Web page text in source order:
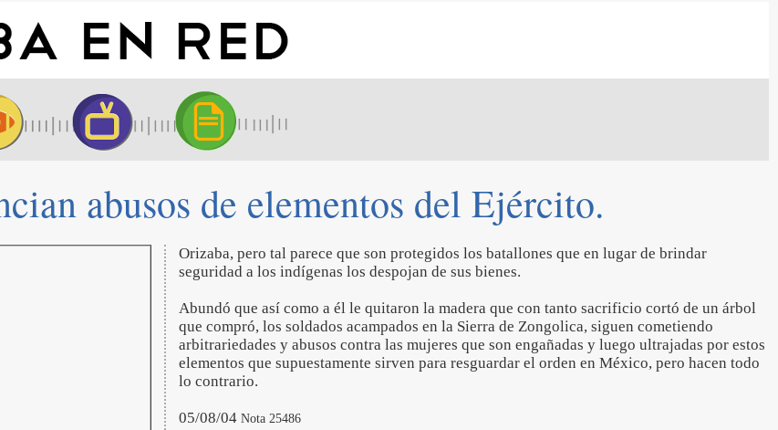
abusos de elementos del Ejército.
Orizaba, pero tal parece que son protegidos los batallones que en lugar de brindar
seguridad a los indígenas los despojan de sus bienes.
Abundó que así como a él le quitaron la madera que con tanto sacrificio cortó de un árbol
que compró, los soldados acampados en la Sierra de Zongolica, siguen cometiendo
arbitrariedades y abusos contra las mujeres que son engañadas y luego ultrajadas por estos
elementos que supuestamente sirven para resguardar el orden en México, pero hacen todo
lo contrario.
05/08/04 Nota 25486